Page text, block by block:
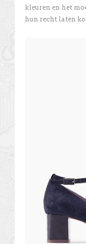
kleuren en het
hun recht laten